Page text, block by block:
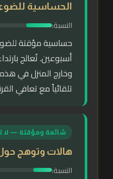
الحساسية
النسبة:
حساسية مؤقتة
أسبوعين. تُعالج
وخارج المنزل في
تلقائياً مع تعافي
شائعة ومؤقتة — لا
هالات وتوهج حول
النسبة: